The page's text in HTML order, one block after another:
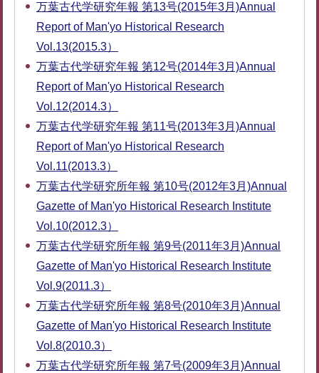
万葉古代学研究年報 第13号(2015年3月)Annual
Report of Man'yo Historical Research
Vol.13(2015.3）
万葉古代学研究年報 第12号(2014年3月)Annual
Report of Man'yo Historical Research
Vol.12(2014.3）
万葉古代学研究年報 第11号(2013年3月)Annual
Report of Man'yo Historical Research
Vol.11(2013.3）
万葉古代学研究所年報 第10号(2012年3月)Annual
Gazette of Man'yo Historical Research Institute
Vol.10(2012.3）
万葉古代学研究所年報 第9号(2011年3月)Annual
Gazette of Man'yo Historical Research Institute
Vol.9(2011.3）
万葉古代学研究所年報 第8号(2010年3月)Annual
Gazette of Man'yo Historical Research Institute
Vol.8(2010.3）
万葉古代学研究所年報 第7号(2009年3月)Annual